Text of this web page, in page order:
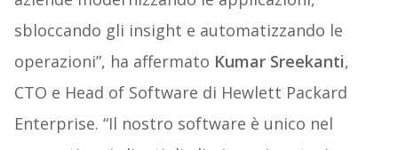
sbloccando gli insight e automatizzando le
operazioni”, ha affermato Kumar Sreekanti,
CTO e Head of Software di Hewlett Packard
Enterprise. “Il nostro software è unico nel